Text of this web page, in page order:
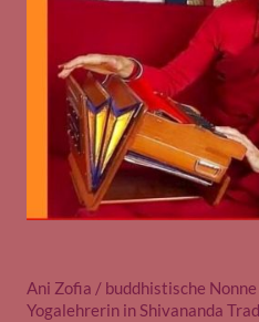
Ani Zofia / buddhistische
Yogalehrerin in Shivananda